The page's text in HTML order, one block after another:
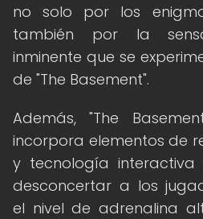
no solo por los
también por la
inminente que se
de "The Basement".
Además, "The
incorpora elementos de
y tecnología
desconcertar a los
el nivel de adrenalina